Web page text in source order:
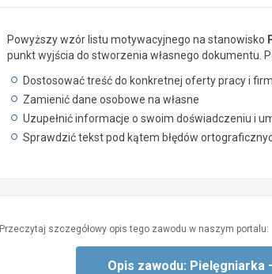
Powyższy wzór listu motywacyjnego na stanowisko
punkt wyjścia do stworzenia własnego dokumentu.
Dostosować treść do konkretnej oferty pracy i
Zamienić dane osobowe na własne
Uzupełnić informacje o swoim doświadczeniu i
Sprawdzić tekst pod kątem błędów
Przeczytaj szczegółowy opis tego zawodu w naszym portalu:
Opis zawodu: